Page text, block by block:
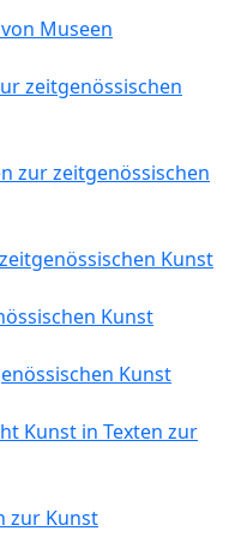
Museen
zeitgenössischen
zur zeitgenössischen
Kunst
Kunst
Kunst
Kunst in Texten zur
zur Kunst